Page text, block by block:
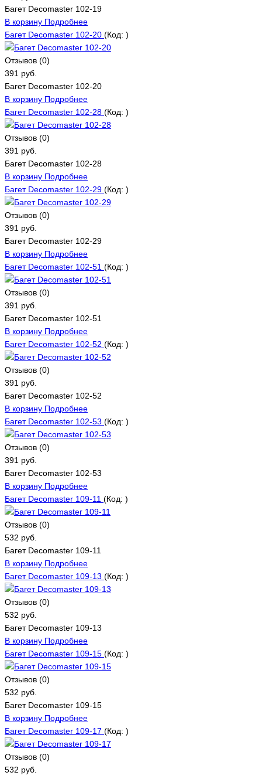
Багет Decomaster 102-19
В корзину Подробнее
Багет Decomaster 102-20 (Код: )
Отзывов (0)
391 руб.
Багет Decomaster 102-20
В корзину Подробнее
Багет Decomaster 102-28 (Код: )
Отзывов (0)
391 руб.
Багет Decomaster 102-28
В корзину Подробнее
Багет Decomaster 102-29 (Код: )
Отзывов (0)
391 руб.
Багет Decomaster 102-29
В корзину Подробнее
Багет Decomaster 102-51 (Код: )
Отзывов (0)
391 руб.
Багет Decomaster 102-51
В корзину Подробнее
Багет Decomaster 102-52 (Код: )
Отзывов (0)
391 руб.
Багет Decomaster 102-52
В корзину Подробнее
Багет Decomaster 102-53 (Код: )
Отзывов (0)
391 руб.
Багет Decomaster 102-53
В корзину Подробнее
Багет Decomaster 109-11 (Код: )
Отзывов (0)
532 руб.
Багет Decomaster 109-11
В корзину Подробнее
Багет Decomaster 109-13 (Код: )
Отзывов (0)
532 руб.
Багет Decomaster 109-13
В корзину Подробнее
Багет Decomaster 109-15 (Код: )
Отзывов (0)
532 руб.
Багет Decomaster 109-15
В корзину Подробнее
Багет Decomaster 109-17 (Код: )
Отзывов (0)
532 руб.